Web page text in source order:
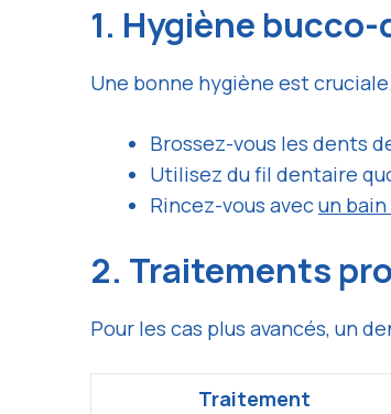
1. Hygiène
Une bonne hygiène est
Brossez-vous les dents
Utilisez du fil dentaire
Rincez-vous avecun
2. Traitements
Pour les cas plus avancés, un
Traitement